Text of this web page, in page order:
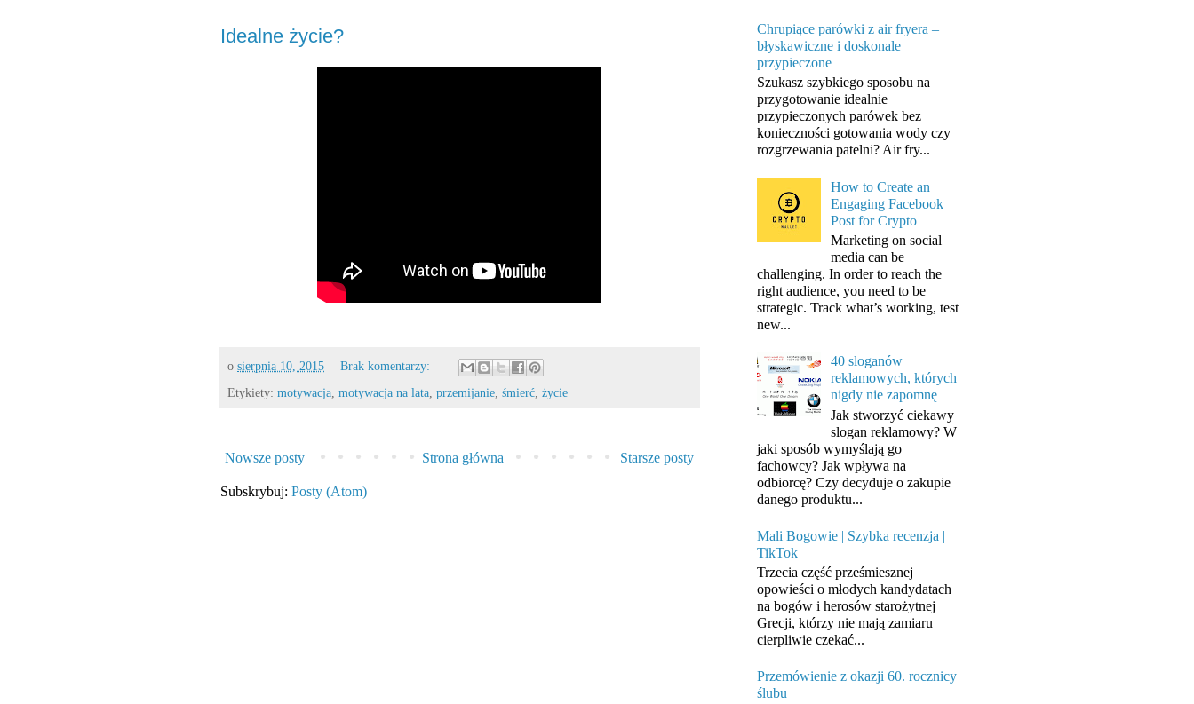
Idealne życie?
o sierpnia 10, 2015
Brak komentarzy:
Etykiety: motywacja motywacja na lata przemijanie śmierć życie
Nowsze posty Starsze posty
Strona główna
Subskrybuj: Posty (Atom)
Chrupiące parówki z air fryera –
błyskawiczne i doskonale
przypieczone
Szukasz szybkiego sposobu na
przygotowanie idealnie
przypieczonych parówek bez
konieczności gotowania wody czy
rozgrzewania patelni? Air fry...
How to Create an
Engaging Facebook
Post for Crypto
Marketing on social
media can be
challenging. In order to reach the
right audience, you need to be
strategic. Track what’s working, test
new...
40 sloganów
reklamowych, których
nigdy nie zapomnę
Jak stworzyć ciekawy
slogan reklamowy? W
jaki sposób wymyślają go
fachowcy? Jak wpływa na
odbiorcę? Czy decyduje o zakupie
danego produktu...
Mali Bogowie | Szybka recenzja |
TikTok
Trzecia część prześmiesznej
opowieści o młodych kandydatach
na bogów i herosów starożytnej
Grecji, którzy nie mają zamiaru
cierpliwie czekać...
Przemówienie z okazji 60. rocznicy
ślubu